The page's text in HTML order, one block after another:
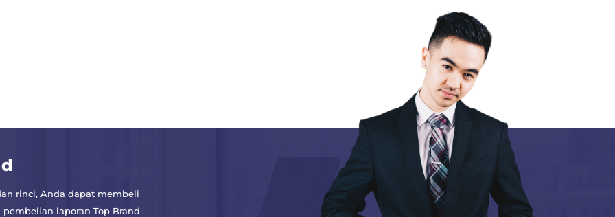
rinci, Anda dapat membeli
laporan Top Brand